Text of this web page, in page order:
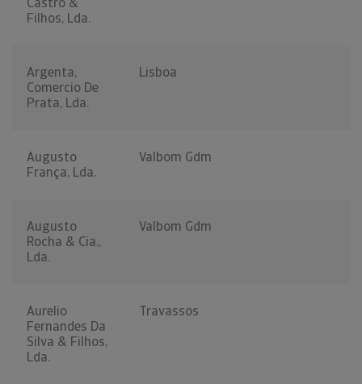
Filhos, Lda.
Argenta,
Comercio De
Prata, Lda.
Lisboa
Augusto
França, Lda.
Valbom Gdm
Augusto
Rocha & Cia.,
Lda.
Valbom Gdm
Aurelio
Fernandes Da
Silva & Filhos,
Lda.
Travassos